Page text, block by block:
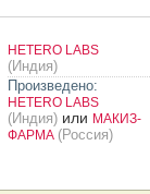
HETERO LABS
(Индия)
Произведено:
HETERO LABS
(Индия)или МАКИЗ-
ФАРМА (Россия)